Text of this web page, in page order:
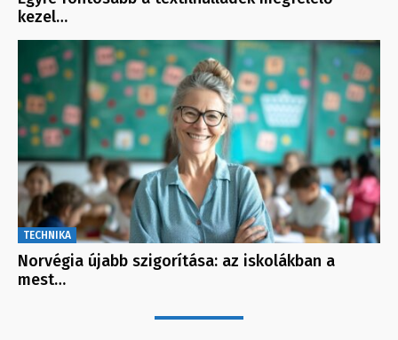
kezel…
TECHNIKA
Norvégia újabb szigorítása: az iskolákban a
mest…